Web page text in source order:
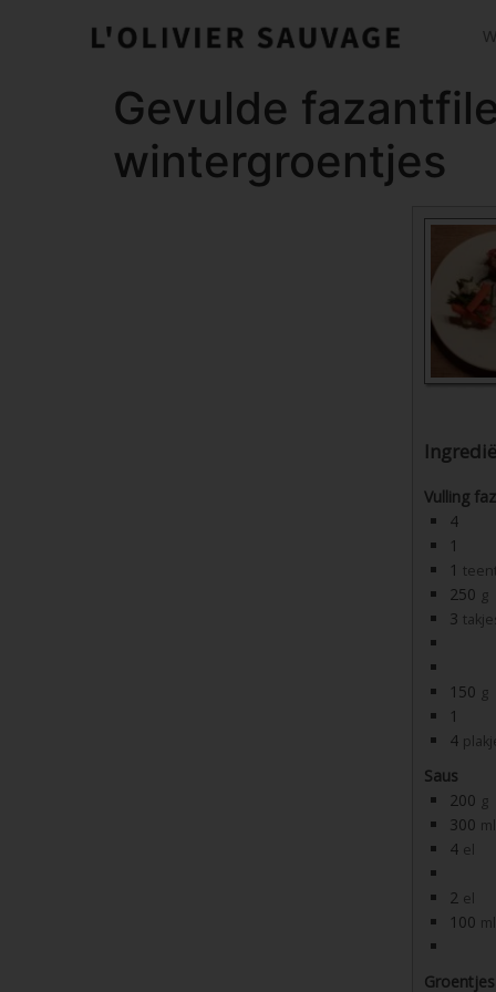
Gevulde
wintergroentjes
Vulling
4
1
1
250 g
3
150 g
1
4
Saus
200 g
300 ml
4 el
2 el
100 ml
Groentjes